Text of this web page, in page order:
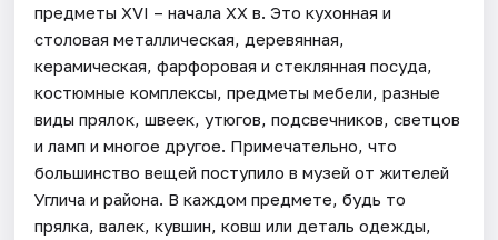
предметы XVI – начала XX в. Это кухонная и
столовая металлическая, деревянная,
керамическая, фарфоровая и стеклянная посуда,
костюмные комплексы, предметы мебели, разные
виды прялок, швеек, утюгов, подсвечников, светцов
и ламп и многое другое. Примечательно, что
большинство вещей поступило в музей от жителей
Углича и района. В каждом предмете, будь то
прялка, валек, кувшин, ковш или деталь одежды,